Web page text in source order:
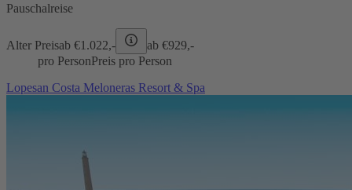
Pauschalreise
Alter Preisab €1.022,- ab €929,-
pro PersonPreis pro Person
Lopesan Costa Meloneras Resort & Spa